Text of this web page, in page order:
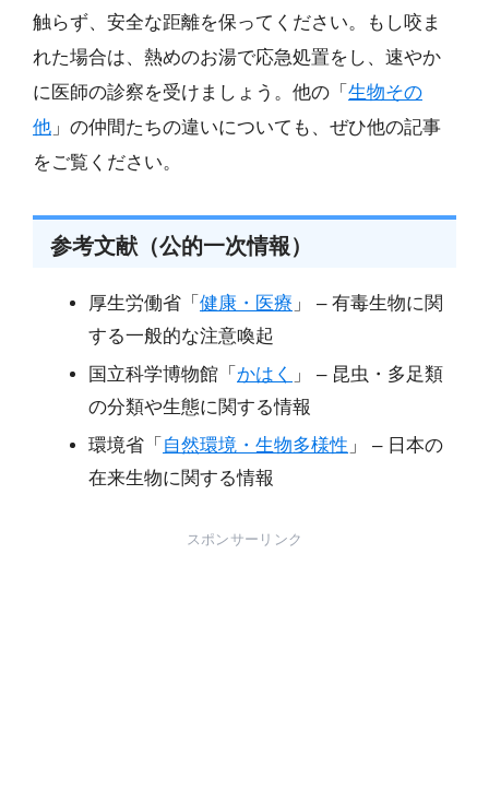
触らず、安全な距離を保ってください。もし咬ま
れた場合は、熱めのお湯で応急処置をし、速やか
に医師の診察を受けましょう。他の「 生物その
他 」の仲間たちの違いについても、ぜひ他の記事
をご覧ください。
参考文献（公的一次情報）
厚生労働省「 健康・医療 」 – 有毒生物に関
する一般的な注意喚起
国立科学博物館「 かはく
」 – 昆虫・多足類
の分類や生態に関する情報
環境省「 自然環境・生物多様性 」 – 日本の
在来生物に関する情報
スポンサーリンク